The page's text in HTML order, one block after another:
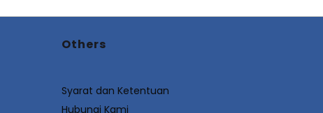
Others
Syarat dan Ketentuan
Hubungi Kami